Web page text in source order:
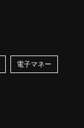
電子マネー